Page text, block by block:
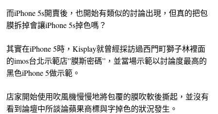
而iPhone 5s開賣後，也開始有類似的討論出現，但真的把包
膜拆掉會讓iPhone 5s掉色嗎？
其實在iPhone 5時，Kisplay就曾經採訪過西門町獅子林裡面
的imos台北示範店”膜斯密碼”，並當場示範以討論度最高的
黑色iPhone 5做示範。
店家開始使用吹風機慢慢地將包覆的膜吹軟後撕起，並沒有
看到論壇中所談論蘋果商標與字掉色的狀況發生。